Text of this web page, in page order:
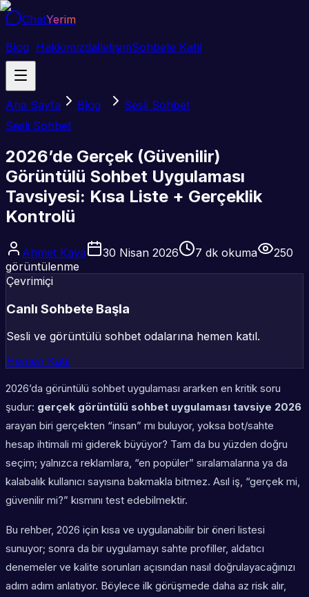
ChatYerim
Blog HakkımızdaİletişimSohbete Katıl
Ana Sayfa Blog
Sesli Sohbet
Sesli Sohbet
2026’de Gerçek (Güvenilir)
Görüntülü Sohbet Uygulaması
Tavsiyesi: Kısa Liste + Gerçeklik
Kontrolü
Ahmet Kaya 30 Nisan 2026 7 dk okuma
250
görüntülenme
Çevrimiçi
Canlı Sohbete Başla
Sesli ve görüntülü sohbet odalarına hemen katıl.
Hemen Katıl
2026’da görüntülü sohbet uygulaması ararken en kritik soru
şudur: gerçek görüntülü sohbet uygulaması tavsiye 2026
arayan biri gerçekten “insan” mı buluyor, yoksa bot/sahte
hesap ihtimali mi giderek büyüyor? Tam da bu yüzden doğru
seçim; yalnızca reklamlara, “en popüler” sıralamalarına ya da
kalabalık kullanıcı sayısına bakmakla bitmez. Asıl iş, “gerçek mi,
güvenilir mi?” kısmını test edebilmektir.
Bu rehber, 2026 için kısa ve uygulanabilir bir öneri listesi
sunuyor; sonra da bir uygulamayı sahte profiller, aldatıcı
denemeler ve kalite sorunları açısından nasıl doğrulayacağınızı
adım adım anlatıyor. Böylece ilk görüşmede daha az risk alır,